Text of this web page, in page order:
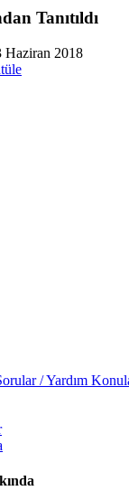
Tanıtıldı
Haziran 2018
/ Yardım